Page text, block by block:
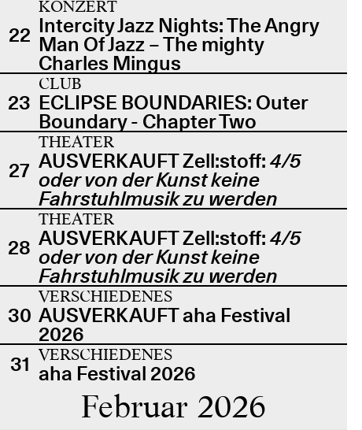
22
KONZERT
Intercity Jazz Nights: The Angry
Man Of Jazz – The mighty
Charles Mingus
23
CLUB
ECLIPSE BOUNDARIES: Outer
Boundary - Chapter Two
27
THEATER
AUSVERKAUFT Zell:stoff: 4/5
oder von der Kunst keine
Fahrstuhlmusik zu werden
28
THEATER
AUSVERKAUFT Zell:stoff: 4/5
oder von der Kunst keine
Fahrstuhlmusik zu werden
30
VERSCHIEDENES
AUSVERKAUFT aha Festival
2026
31 VERSCHIEDENES
aha Festival 2026
Februar 2026